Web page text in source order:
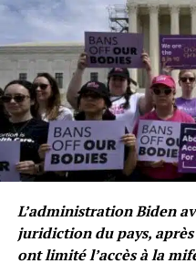
L’administration Biden
juridiction du pays,
ont limité l’accès à la